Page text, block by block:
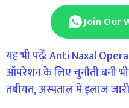
Join Our
यह भी पढ़ें: Anti Naxal
ऑपरेशन के लिए चुनौती बनी
तबीयत, अस्पताल में इलाज जारी